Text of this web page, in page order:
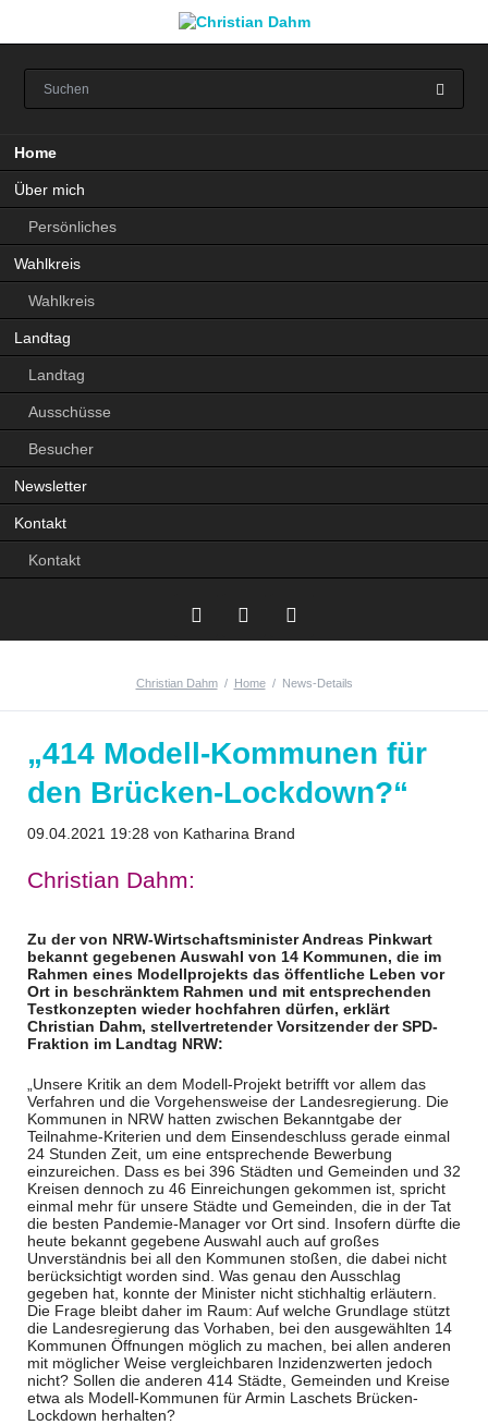
überspringen
Home
Über mich
Persönliches
Wahlkreis
Wahlkreis
Landtag
Landtag
Ausschüsse
Besucher
Newsletter
Kontakt
Kontakt
Twitter InstagramFacebook
Christian Dahm Home News-Details
„414 Modell-Kommunen für
den Brücken-Lockdown?“
09.04.2021 19:28 von Katharina Brand
Christian Dahm:
Zu der von NRW-Wirtschaftsminister Andreas Pinkwart
bekannt gegebenen Auswahl von 14 Kommunen, die im
Rahmen eines Modellprojekts das öffentliche Leben vor
Ort in beschränktem Rahmen und mit entsprechenden
Testkonzepten wieder hochfahren dürfen, erklärt
Christian Dahm, stellvertretender Vorsitzender der SPD-
Fraktion im Landtag NRW:
„Unsere Kritik an dem Modell-Projekt betrifft vor allem das
Verfahren und die Vorgehensweise der Landesregierung. Die
Kommunen in NRW hatten zwischen Bekanntgabe der
Teilnahme-Kriterien und dem Einsendeschluss gerade einmal
24 Stunden Zeit, um eine entsprechende Bewerbung
einzureichen. Dass es bei 396 Städten und Gemeinden und 32
Kreisen dennoch zu 46 Einreichungen gekommen ist, spricht
einmal mehr für unsere Städte und Gemeinden, die in der Tat
die besten Pandemie-Manager vor Ort sind. Insofern dürfte die
heute bekannt gegebene Auswahl auch auf großes
Unverständnis bei all den Kommunen stoßen, die dabei nicht
berücksichtigt worden sind. Was genau den Ausschlag
gegeben hat, konnte der Minister nicht stichhaltig erläutern.
Die Frage bleibt daher im Raum: Auf welche Grundlage stützt
die Landesregierung das Vorhaben, bei den ausgewählten 14
Kommunen Öffnungen möglich zu machen, bei allen anderen
mit möglicher Weise vergleichbaren Inzidenzwerten jedoch
nicht? Sollen die anderen 414 Städte, Gemeinden und Kreise
etwa als Modell-Kommunen für Armin Laschets Brücken-
Lockdown herhalten?